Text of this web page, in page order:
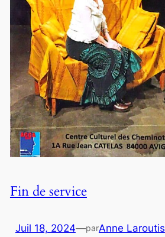
Fin de service
Juil 18, 2024—parAnne Laroutis